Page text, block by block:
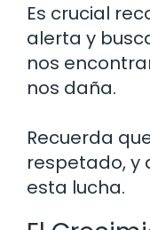
Es crucial
alerta y
nos
nos daña.
Recuerda
respetado, y
esta lucha.